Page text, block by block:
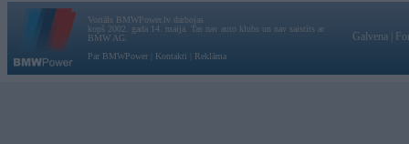
Vortāls BMWPower.lv darbojas
kopš 2002. gada 14. maija. Tas nav auto klubs un nav saistīts ar
BMW AG.
Par BMWPower
Kontakti Reklāma
Galvena